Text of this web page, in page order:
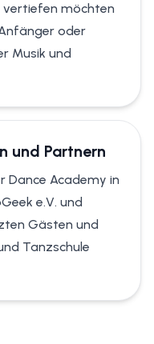
vertiefen möchten
oder
Musik und
und Partnern
Dance Academy in
e.V. und
Gästen und
Tanzschule